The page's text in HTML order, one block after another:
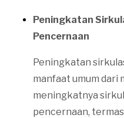
Peningkatan
Pencernaan
Peningkatan
manfaat umum dari
meningkatnya
pencernaan,